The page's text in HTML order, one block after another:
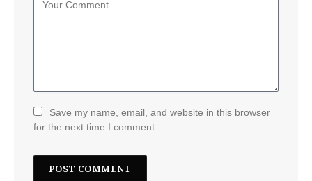
Save my name, email, and website in this browser
for the next time I comment.